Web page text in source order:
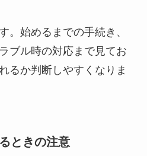
。始めるまでの手続き、
ブル時の対応まで見てお
るか判断しやすくなりま
ときの注意